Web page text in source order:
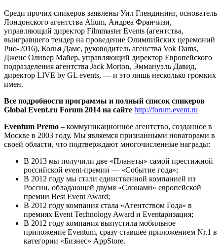
Среди прочих спикеров заявлены Уил Глендининг, основатель
Лондонского агентства Alium, Андреа Франчизи,
управляющий директор Filmmaster Events (агентства,
выигравшего тендер на проведение Олимпийских церемоний
Рио-2016), Колья Дамс, руководитель агенства Vok Dams,
Дженс Оливер Майер, управляющий директор Европейского
подразделения агентства Jack Morton, Эммануэль Давид,
директор LIVE by GL events, — и это лишь несколько громких
имен.
Все подробности программы и полный список спикеров
Global Event.ru Forum 2014 на сайте http://forum.event.ru
Eventum Premo – коммуникационное агентство, созданное в
Москве в 2003 году. Мы являемся признанными новаторами в
своей области, что подтверждают многочисленные награды:
В 2013 мы получили две «Планеты» самой престижной
российской event-премии — «Событие года»;
В 2012 году мы стали единственной компанией из
России, обладающей двумя «Слонами» европейской
премии Best Event Award;
В 2012 году компания стала «Агентством Года» в
премиях Event Technology Award и Eventaризация;
В 2012 году компания выпустила мобильное
приложение Eventum, сразу ставшее приложением Nr.1 в
категории «Бизнес» AppStore.